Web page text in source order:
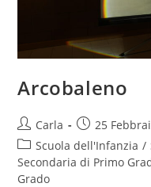
Arcobaleno
Post
author:
Carla
Post
published:
25
Post
category:
Scuola dell'Infanzia /
Secondaria di Primo
Grado